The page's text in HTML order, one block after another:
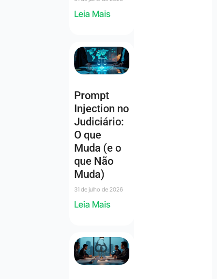
Leia Mais
Prompt
Injection no
Judiciário:
O que
Muda (e o
que Não
Muda)
31 de julho de 2026
Leia Mais